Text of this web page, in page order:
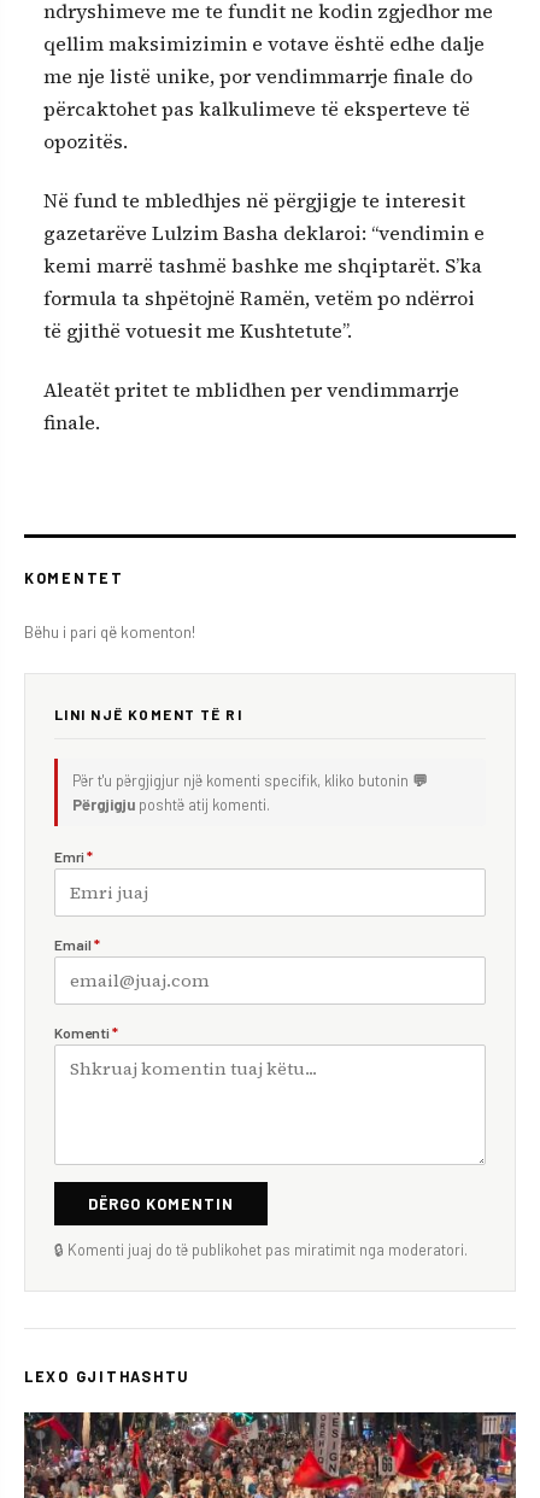
ndryshimeve me te fundit ne kodin zgjedhor me
qellim maksimizimin e votave është edhe dalje
me nje listë unike, por vendimmarrje finale do
përcaktohet pas kalkulimeve të eksperteve të
opozitës.
Në fund te mbledhjes në përgjigje te interesit
gazetarëve Lulzim Basha deklaroi: “vendimin e
kemi marrë tashmë bashke me shqiptarët. S’ka
formula ta shpëtojnë Ramën, vetëm po ndërroi
të gjithë votuesit me Kushtetute”.
Aleatët pritet te mblidhen per vendimmarrje
finale.
KOMENTET
Bëhu i pari që komenton!
LINI NJË KOMENT TË RI
Për t'u përgjigjur një komenti specifik, kliko butonin 💬
Përgjigju poshtë atij komenti.
Emri *
Email *
Komenti *
DËRGO KOMENTIN
🔒 Komenti juaj do të publikohet pas miratimit nga moderatori.
LEXO GJITHASHTU